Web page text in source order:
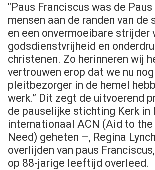
"Paus Franciscus was de Paus
mensen aan de randen van de
en een onvermoeibare strijder
godsdienstvrijheid en
christenen. Zo herinneren wij
vertrouwen erop dat we nu
pleitbezorger in de hemel
werk.” Dit zegt de uitvoerend
de pauselijke stichting Kerk in
internationaal ACN (Aid to the
Need) geheten –, Regina
overlijden van paus
op 88-jarige leeftijd overleed.